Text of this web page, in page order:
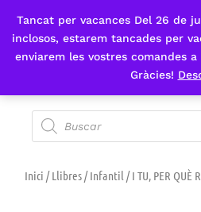
Tancat per vacances Del 26 de
inclosos, estarem tancades per
enviarem les vostres comandes
Gràcies!
Fes-te'n sòcia
Inici /Llibres/Infantil / I TU, PER QUÈ